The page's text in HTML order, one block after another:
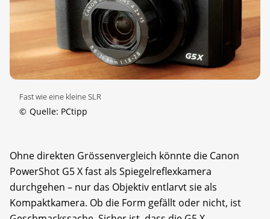
Fast wie eine kleine SLR
© Quelle: PCtipp
Ohne direkten Grössenvergleich könnte die Canon
PowerShot G5 X fast als Spiegelreflexkamera
durchgehen – nur das Objektiv entlarvt sie als
Kompaktkamera. Ob die Form gefällt oder nicht, ist